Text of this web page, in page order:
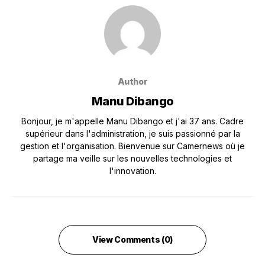
Author
Manu Dibango
Bonjour, je m'appelle Manu Dibango et j'ai 37 ans. Cadre
supérieur dans l'administration, je suis passionné par la
gestion et l'organisation. Bienvenue sur Camernews où je
partage ma veille sur les nouvelles technologies et
l'innovation.
View Comments (0)